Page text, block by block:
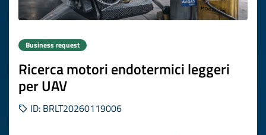
Business request
Ricerca motori endotermici leggeri
per UAV
ID: BRLT20260119006